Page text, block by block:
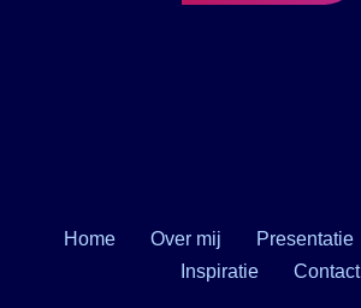
Home Over mij Presentatie
Inspiratie
Contact